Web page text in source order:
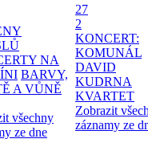
NA
BARVY,
A VŮNĚ
všechny
ze dne
27
2
KONCERT:
KOMUNÁL
DAVID
KUDRNA
KVARTET
Zobrazit
záznamy ze